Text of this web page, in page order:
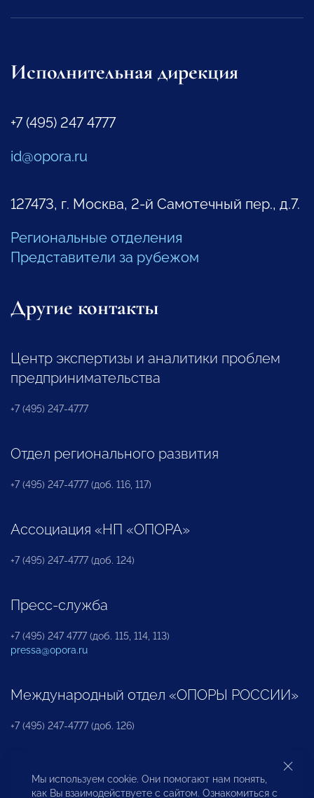
Исполнительная дирекция
+7 (495) 247 4777
id@opora.ru
127473, г. Москва, 2-й Самотечный пер., д.7.
Региональные отделения
Представители за рубежом
Другие контакты
Центр экспертизы и аналитики проблем
предпринимательства
+7 (495) 247-4777
Отдел регионального развития
+7 (495) 247-4777 (доб. 116, 117)
Ассоциация «НП «ОПОРА»
+7 (495) 247-4777 (доб. 124)
Пресс-служба
+7 (495) 247 4777 (доб. 115, 114, 113)
pressa@opora.ru
Международный отдел «ОПОРЫ РОССИИ»
+7 (495) 247-4777 (доб. 126)
Бюро по защите прав предпринимателей и
инвесторов
Мы используем cookie. Они помогают нам понять,
как Вы взаимодействуете с сайтом. Ознакомиться с